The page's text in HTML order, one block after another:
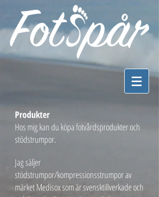
Produkter
Hos mig kan du köpa fotvårdsprodukter och
stödstrumpor.
Jag säljer
stödstrumpor/kompressionsstrumpor av
märket Medisox som är svensktillverkade och